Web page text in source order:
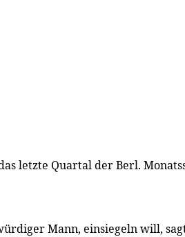
letzte Quartal der Berl.
Mann, einsiegeln will,